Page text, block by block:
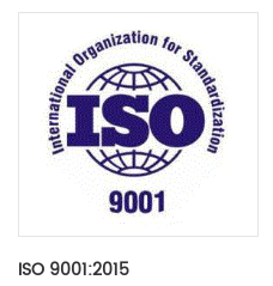
ISO 9001:2015